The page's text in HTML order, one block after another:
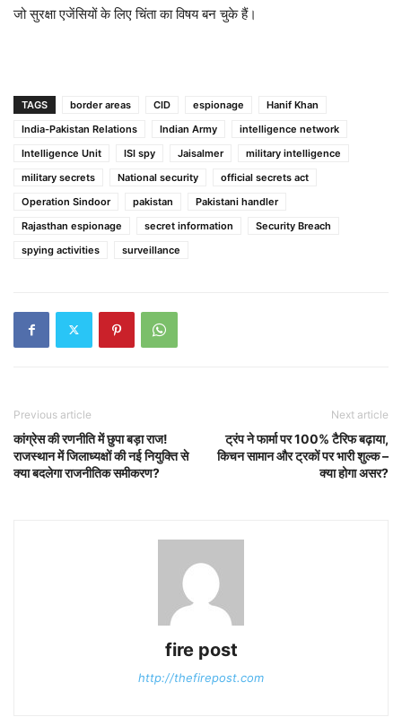
जो सुरक्षा एजेंसियों के लिए चिंता का विषय बन चुके हैं।
TAGS border areas CID espionage
Hanif Khan
India-Pakistan Relations
Indian Army
intelligence network
Intelligence Unit
ISI spy Jaisalmer
military intelligence
military secrets
National security
official secrets act
Operation Sindoor
pakistan
Pakistani handler
Rajasthan espionage
secret information
Security Breach
spying activities
surveillance
Previous article
कांग्रेस की रणनीति में छुपा बड़ा राज!
राजस्थान में जिलाध्यक्षों की नई नियुक्ति से
क्या बदलेगा राजनीतिक समीकरण?
Next article
ट्रंप ने फार्मा पर 100% टैरिफ बढ़ाया,
किचन सामान और ट्रकों पर भारी शुल्क –
क्या होगा असर?
fire post
http://thefirepost.com